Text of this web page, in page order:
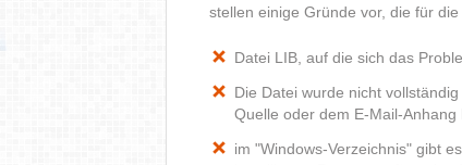
stellen einige Gründe vor, die für
Datei LIB, auf die sich das
Die Datei wurde nicht
Quelle oder dem E-Mail-Anhang
im "Windows-Verzeichnis" gibt